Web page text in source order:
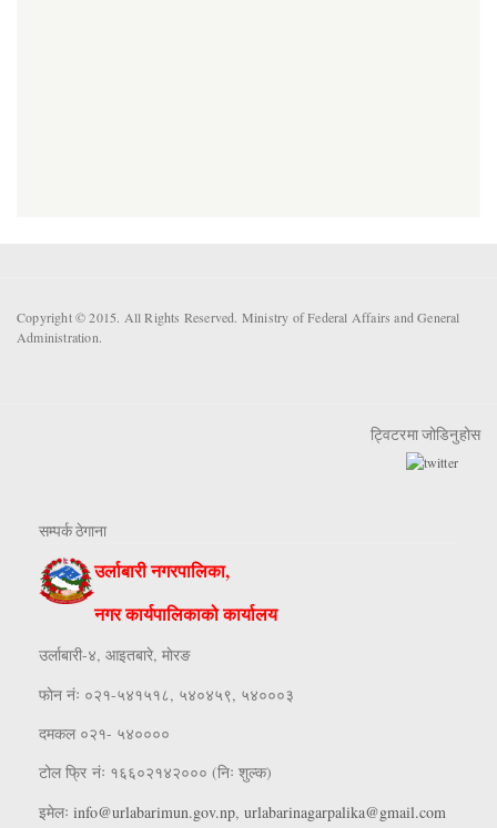
Copyright © 2015. All Rights Reserved. Ministry of Federal Affairs and General
Administration.
ट्विटरमा जोडिनुहोस
सम्पर्क ठेगाना
उर्लाबारी नगरपालिका,
नगर कार्यपालिकाको कार्यालय
उर्लाबारी-४, आइतबारे, माेरङ
फाेन नंः ०२१-५४१५१८, ५४०४५९, ५४०००३
दमकल ०२१- ५४००००
टोल फ्रि नंः १६६०२१४२००० (निः शुल्क)
इमेलः info@urlabarimun.gov.np, urlabarinagarpalika@gmail.com